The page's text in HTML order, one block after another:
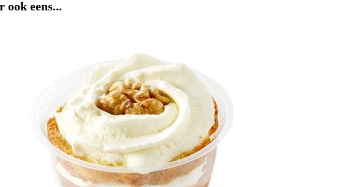
ook eens...